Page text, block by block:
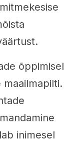
õppimisel
inimesel